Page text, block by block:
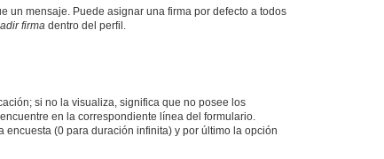
un mensaje. Puede asignar una firma por defecto a todos
firma dentro del perfil.
si no la visualiza, significa que no posee los
en la correspondiente línea del formulario.
(0 para duración infinita) y por último la opción